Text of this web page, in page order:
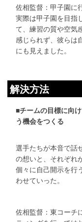
佐相監督：甲子園に
実際は甲子園を目指
て、練習の質や空気
感じられず、彼らは
にも見えました。
解決方法
■チームの目標に向
う機会をつくる
選手たちが本音で話
の想いと、それぞれ
個々に自己開示を行
わせていった。
佐相監督：東コーチ